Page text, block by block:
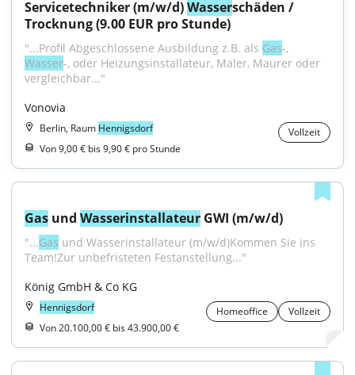
Servicetechniker (m/w/d) Wasserschäden /
Trocknung (9.00 EUR pro Stunde)
"...Profil Abgeschlossene Ausbildung z.B. als Gas
Wasser-, oder Heizungsinstallateur, Maler, Maurer oder
vergleichbar..."
Vonovia
Berlin, Raum Hennigsdorf
Vollzeit
Von 9,00 € bis 9,90 € pro Stunde
Gas und Wasserinstallateur GWI (m/w/d)
"...Gas und Wasserinstallateur (m/w/d)Kommen Sie ins
Team!Zur unbefristeten Festanstellung..."
König GmbH & Co KG
Hennigsdorf Homeoffice
Vollzeit
Von 20.100,00 € bis 43.900,00 €